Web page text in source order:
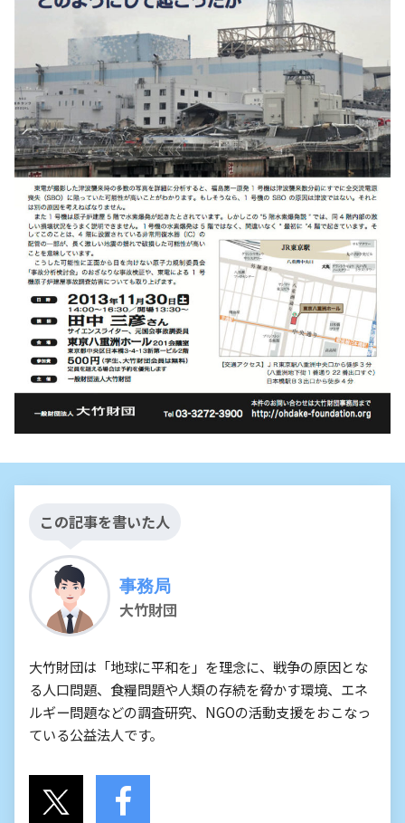
この記事を書いた人
事務局
大竹財団
大竹財団は「地球に平和を」を理念に、戦争の原因とな
る人口問題、食糧問題や人類の存続を脅かす環境、エネ
ルギー問題などの調査研究、NGOの活動支援をおこなっ
ている公益法人です。